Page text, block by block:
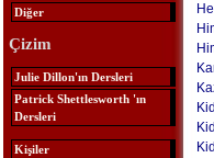
Diğer
Çizim
Julie Dillon'ın Dersleri
Patrick Shettlesworth 'ın
Dersleri
Kişiler